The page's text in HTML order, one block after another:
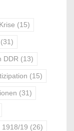
(15)
(31)
DDR (13)
(15)
(31)
1918/19 (26)